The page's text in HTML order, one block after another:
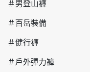
＃男登山褲
＃百岳裝備
＃健行褲
＃戶外彈力褲